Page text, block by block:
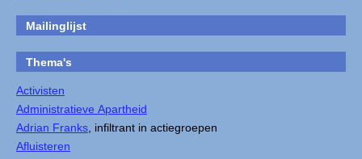
Mailinglijst
Thema's
Activisten
Administratieve Apartheid
Adrian Franks , infiltrant in actiegroepen
Afluisteren